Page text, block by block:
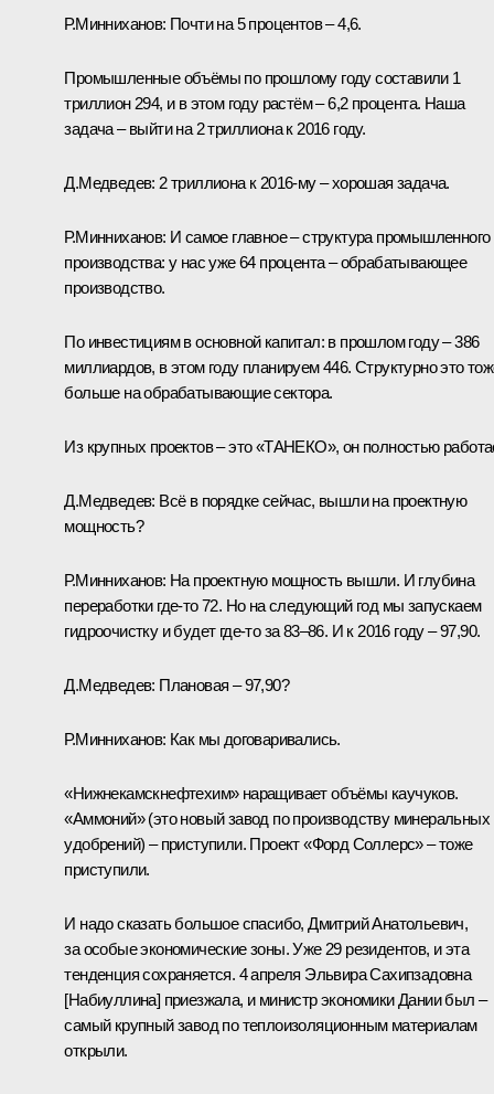
Р.Минниханов: Почти на 5 процентов – 4,6.
Промышленные объёмы по прошлому году составили 1
триллион 294, и в этом году растём – 6,2 процента. Наша
задача – выйти на 2 триллиона к 2016 году.
Д.Медведев: 2 триллиона к 2016-му – хорошая задача.
Р.Минниханов: И самое главное – структура промышленного
производства: у нас уже 64 процента – обрабатывающее
производство.
По инвестициям в основной капитал: в прошлом году – 386
миллиардов, в этом году планируем 446. Структурно это
больше на обрабатывающие сектора.
Из крупных проектов – это «ТАНЕКО», он полностью
Д.Медведев: Всё в порядке сейчас, вышли на проектную
мощность?
Р.Минниханов: На проектную мощность вышли. И глубина
переработки где‑то 72. Но на следующий год мы запускаем
гидроочистку и будет где‑то за 83–86. И к 2016 году – 97,90.
Д.Медведев: Плановая – 97,90?
Р.Минниханов: Как мы договаривались.
«Нижнекамскнефтехим» наращивает объёмы каучуков.
«Аммоний» (это новый завод по производству минеральных
удобрений) – приступили. Проект «Форд Соллерс» – тоже
приступили.
И надо сказать большое спасибо, Дмитрий Анатольевич,
за особые экономические зоны. Уже 29 резидентов, и эта
тенденция сохраняется. 4 апреля Эльвира Сахипзадовна
[Набиуллина] приезжала, и министр экономики Дании был –
самый крупный завод по теплоизоляционным материалам
открыли.